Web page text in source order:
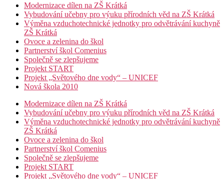
Modernizace dílen na ZŠ Krátká
Vybudování učebny pro výuku přírodních věd na ZŠ Krátká
Výměna vzduchotechnické jednotky pro odvětrávání kuchyně
ZŠ Krátká
Ovoce a zelenina do škol
Partnerství škol Comenius
Společně se zlepšujeme
Projekt START
Projekt „Světového dne vody“ – UNICEF
Nová škola 2010
Modernizace dílen na ZŠ Krátká
Vybudování učebny pro výuku přírodních věd na ZŠ Krátká
Výměna vzduchotechnické jednotky pro odvětrávání kuchyně
ZŠ Krátká
Ovoce a zelenina do škol
Partnerství škol Comenius
Společně se zlepšujeme
Projekt START
Projekt „Světového dne vody“ – UNICEF